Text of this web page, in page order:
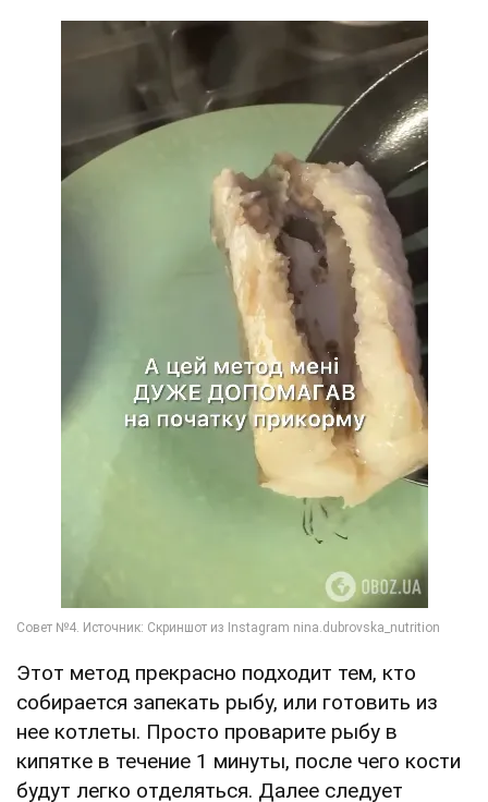
Этот метод прекрасно подходит тем, кто
собирается запекать рыбу, или готовить из
нее котлеты. Просто проварите рыбу в
кипятке в течение 1 минуты, после чего кости
будут легко отделяться. Далее следует